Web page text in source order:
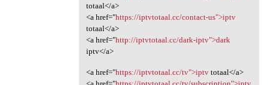
totaal</a>
<a href="https://iptvtotaal.cc/contact-us">iptv
totaal</a>
<a href="http://iptvtotaal.cc/dark-iptv">dark
iptv</a>
<a href="https://iptvtotaal.cc/tv">iptvtotaal</a>